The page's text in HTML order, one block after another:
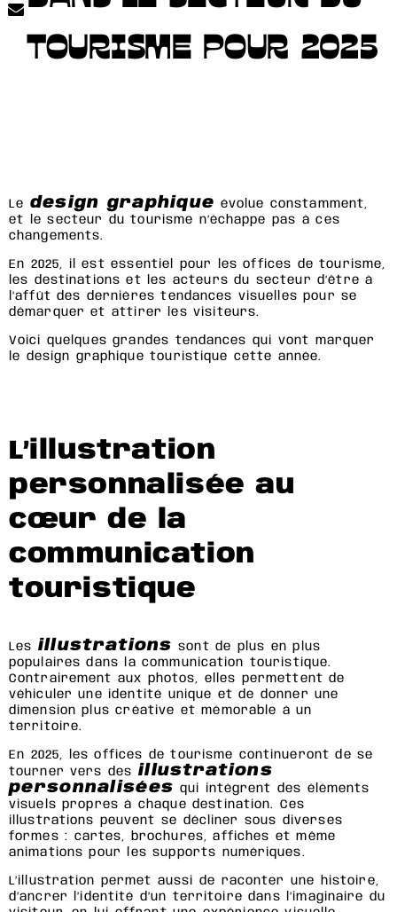
TOURISME POUR 2025
Le design graphique évolue constamment,
et le secteur du tourisme n’échappe pas à ces
changements.
En 2025, il est essentiel pour les offices de tourisme,
les destinations et les acteurs du secteur d’être à
l’affût des dernières tendances visuelles pour se
démarquer et attirer les visiteurs.
Voici quelques grandes tendances qui vont marquer
le design graphique touristique cette année.
L’illustration
personnalisée au
cœur de la
communication
touristique
Les illustrations sont de plus en plus
populaires dans la communication touristique.
Contrairement aux photos, elles permettent de
véhiculer une identité unique et de donner une
dimension plus créative et mémorable à un
territoire.
En 2025, les offices de tourisme continueront de se
tourner vers des illustrations
personnalisées qui intègrent des éléments
visuels propres à chaque destination. Ces
illustrations peuvent se décliner sous diverses
formes : cartes, brochures, affiches et même
animations pour les supports numériques.
L’illustration permet aussi de raconter une histoire,
d’ancrer l’identité d’un territoire dans l’imaginaire du